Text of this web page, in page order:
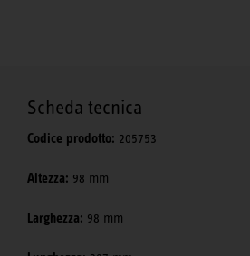
Scheda tecnica
Codice prodotto: 205753
Altezza: 98 mm
Larghezza: 98 mm